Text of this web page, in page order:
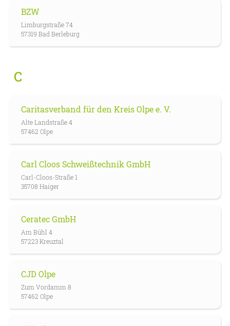
BZW
Limburgstraße 74
57319 Bad Berleburg
C
Caritasverband für den Kreis Olpe e. V.
Alte Landstraße 4
57462 Olpe
Carl Cloos Schweißtechnik GmbH
Carl-Cloos-Straße 1
35708 Haiger
Ceratec GmbH
Am Bühl 4
57223 Kreuztal
CJD Olpe
Zum Vordamm 8
57462 Olpe